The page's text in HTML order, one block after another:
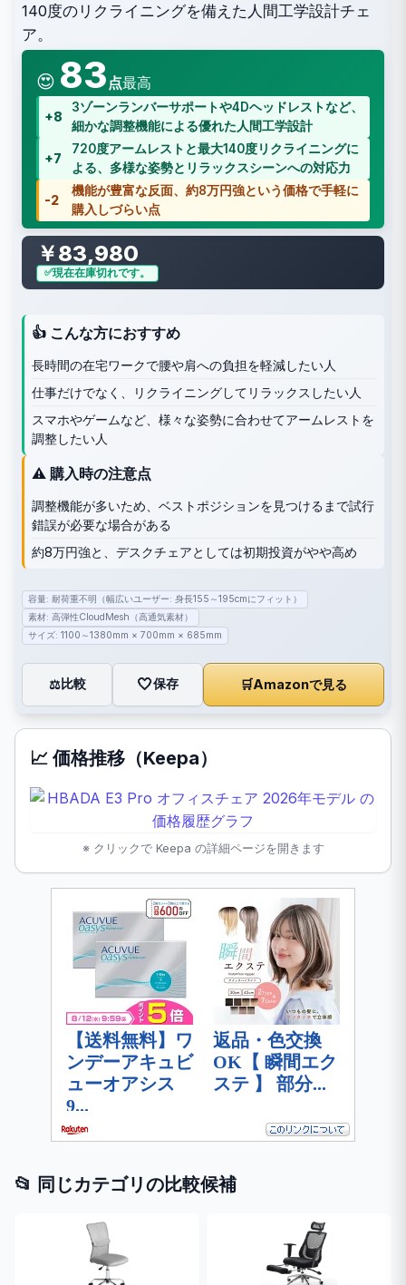
140度のリクライニングを備えた人間工学設計チェ
ア。
😍 83 点最高
+8
3ゾーンランバーサポートや4Dヘッドレストなど、
細かな調整機能による優れた人間工学設計
+7
720度アームレストと最大140度リクライニングに
よる、多様な姿勢とリラックスシーンへの対応力
-2
機能が豊富な反面、約8万円強という価格で手軽に
購入しづらい点
￥83,980
現在在庫切れです。
👍 こんな方におすすめ
長時間の在宅ワークで腰や肩への負担を軽減したい人
仕事だけでなく、リクライニングしてリラックスしたい人
スマホやゲームなど、様々な姿勢に合わせてアームレストを
調整したい人
⚠️ 購入時の注意点
調整機能が多いため、ベストポジションを見つけるまで試行
錯誤が必要な場合がある
約8万円強と、デスクチェアとしては初期投資がやや高め
容量: 耐荷重不明（幅広いユーザー: 身長155～195cmにフィット）
素材: 高弾性CloudMesh（高通気素材）
サイズ: 1100～1380mm × 700mm × 685mm
⚖️比較 🤍保存 🛒Amazonで見る
📈 価格推移（Keepa）
※ クリックで Keepa の詳細ページを開きます
📂 同じカテゴリの比較候補